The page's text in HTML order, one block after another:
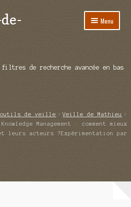
Menu
Ouvrir
le
filtres de recherche avancée en bas
outils de veille
Veille de Mathieu
Management : comment mieux
leurs acteurs ?Expérimentation par